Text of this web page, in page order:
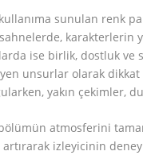
sunulan renk
karakterlerin
ise birlik, dostluk
unsurlar olarak
yakın çekimler,
atmosferini
izleyicinin